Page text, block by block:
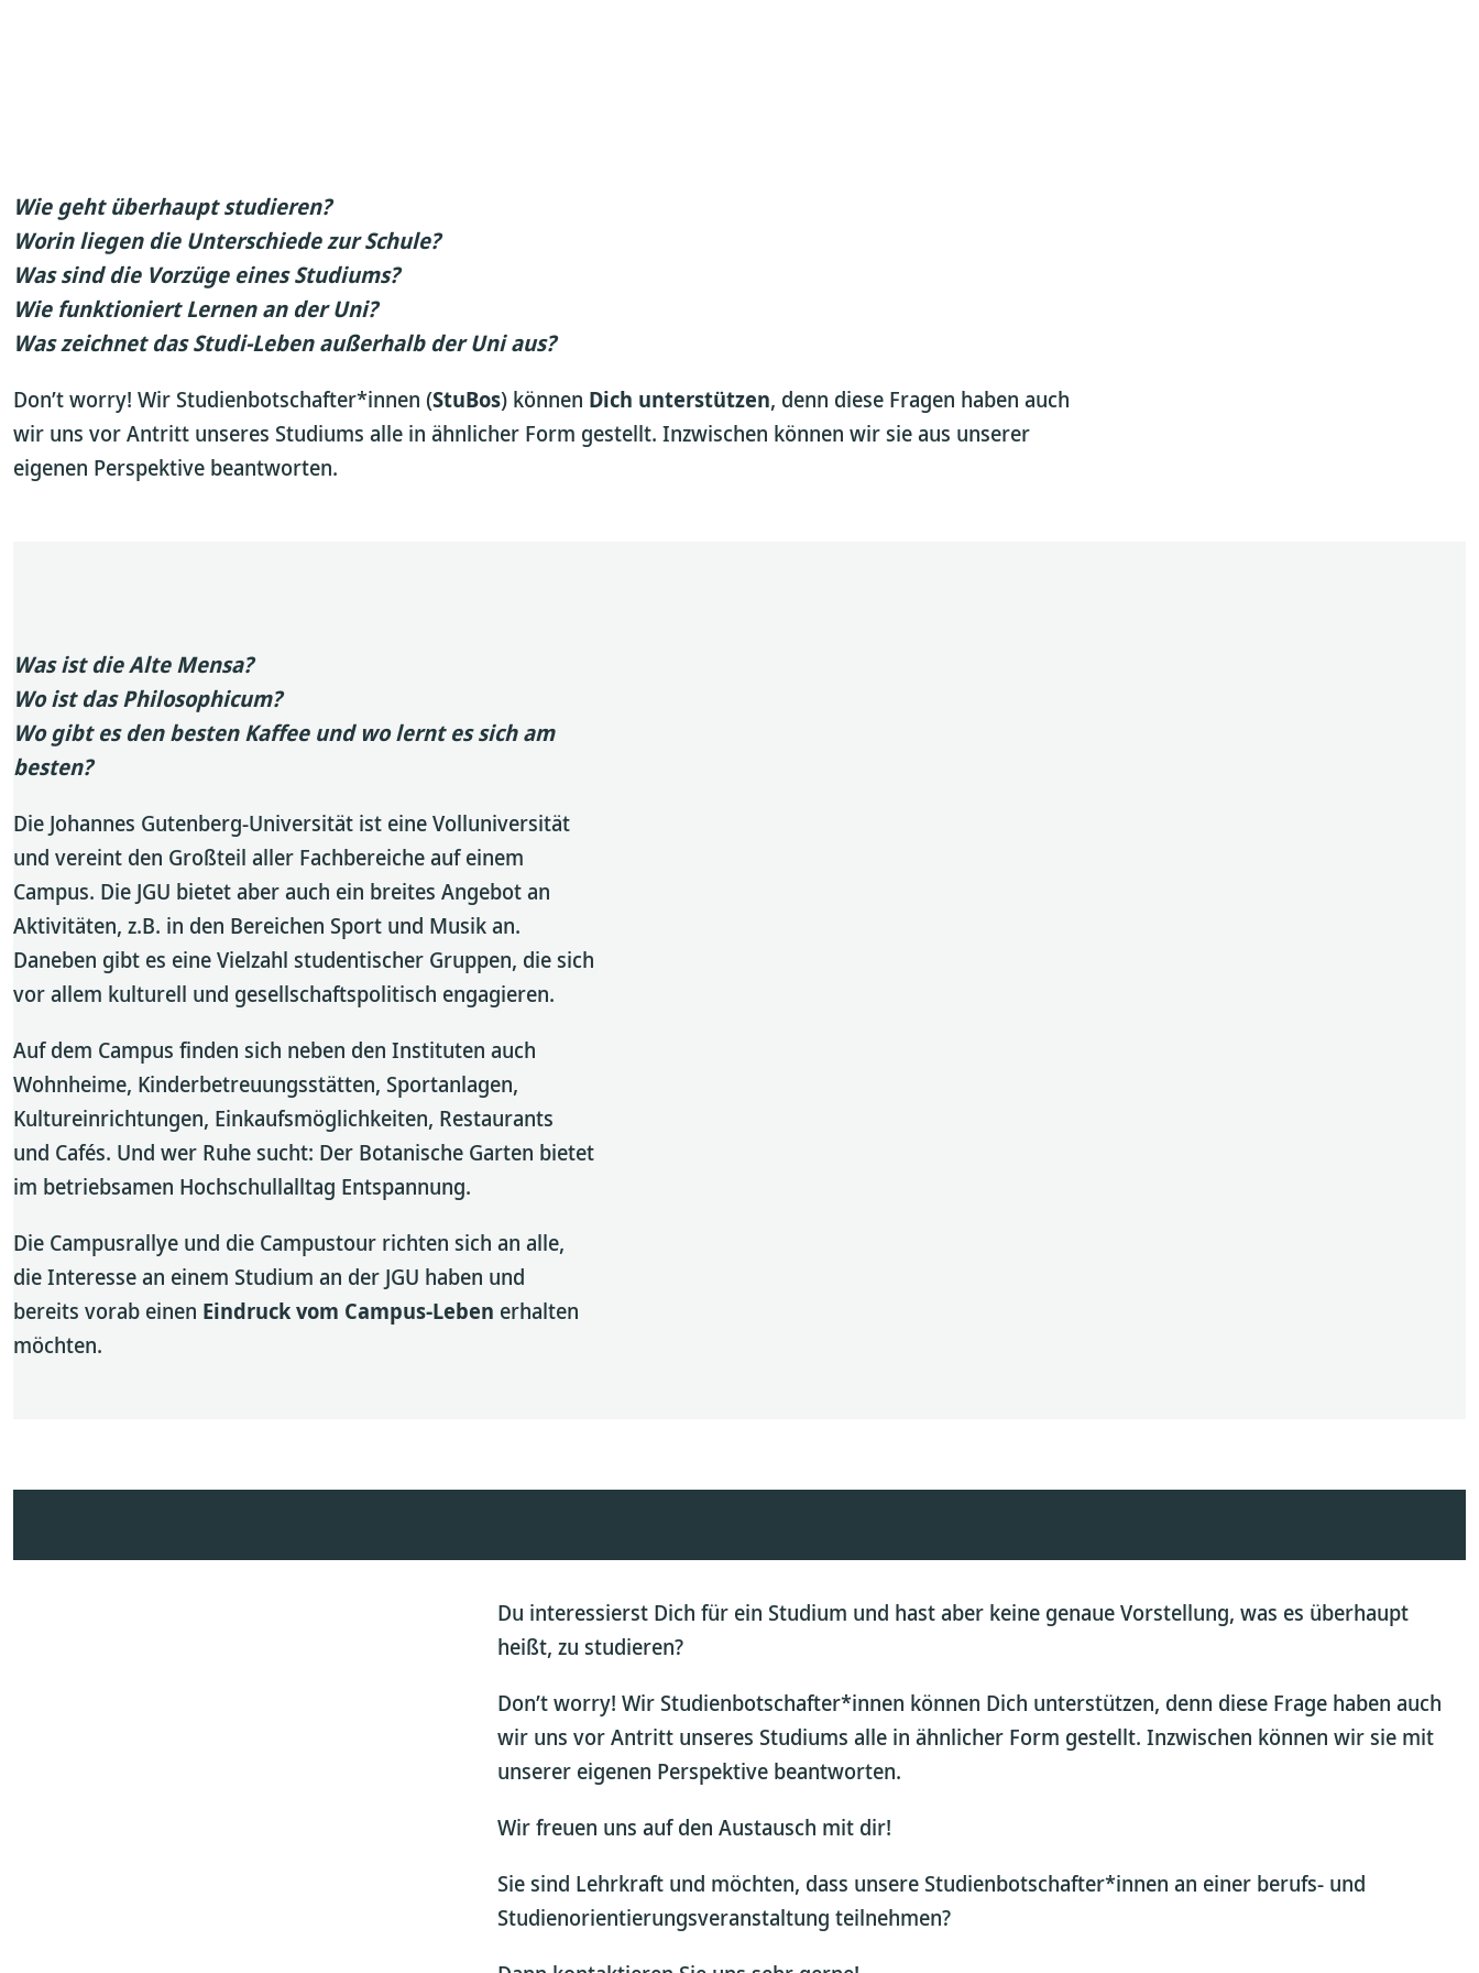
Wie geht überhaupt studieren?
Worin liegen die Unterschiede zur Schule?
Was sind die Vorzüge eines Studiums?
Wie funktioniert Lernen an der Uni?
Was zeichnet das Studi-Leben außerhalb der Uni aus?
Don’t worry! Wir Studienbotschafter*innen (StuBos) können Dich unterstützen, denn diese Fragen haben auch
wir uns vor Antritt unseres Studiums alle in ähnlicher Form gestellt. Inzwischen können wir sie aus unserer
eigenen Perspektive beantworten.
Was ist die Alte Mensa?
Wo ist das Philosophicum?
Wo gibt es den besten Kaffee und wo lernt es sich am
besten?
Die Johannes Gutenberg-Universität ist eine Volluniversität
und vereint den Großteil aller Fachbereiche auf einem
Campus. Die JGU bietet aber auch ein breites Angebot an
Aktivitäten, z.B. in den Bereichen Sport und Musik an.
Daneben gibt es eine Vielzahl studentischer Gruppen, die sich
vor allem kulturell und gesellschaftspolitisch engagieren.
Auf dem Campus finden sich neben den Instituten auch
Wohnheime, Kinderbetreuungsstätten, Sportanlagen,
Kultureinrichtungen, Einkaufsmöglichkeiten, Restaurants
und Cafés. Und wer Ruhe sucht: Der Botanische Garten bietet
im betriebsamen Hochschullalltag Entspannung.
Die Campusrallye und die Campustour richten sich an alle,
die Interesse an einem Studium an der JGU haben und
bereits vorab einen Eindruck vom Campus-Leben erhalten
möchten.
Du interessierst Dich für ein Studium und hast aber keine genaue Vorstellung, was es überhaupt
heißt, zu studieren?
Don’t worry! Wir Studienbotschafter*innen können Dich unterstützen, denn diese Frage haben auch
wir uns vor Antritt unseres Studiums alle in ähnlicher Form gestellt. Inzwischen können wir sie mit
unserer eigenen Perspektive beantworten.
Wir freuen uns auf den Austausch mit dir!
Sie sind Lehrkraft und möchten, dass unsere Studienbotschafter*innen an einer berufs- und
Studienorientierungsveranstaltung teilnehmen?